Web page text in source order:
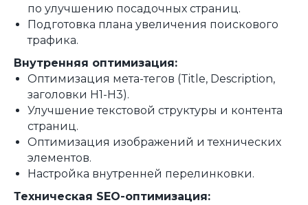
по улучшению посадочных страниц.
Подготовка плана увеличения поискового
трафика.
Внутренняя оптимизация:
Оптимизация мета-тегов (Title, Description,
заголовки H1-H3).
Улучшение текстовой структуры и контента
страниц.
Оптимизация изображений и технических
элементов.
Настройка внутренней перелинковки.
Техническая SEO-оптимизация: